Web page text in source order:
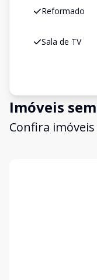
Reformado
Sala de TV
Imóveis
Confira